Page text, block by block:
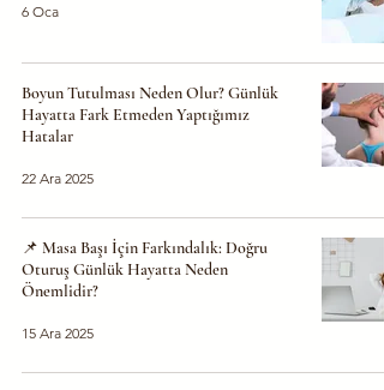
6 Oca
Boyun Tutulması Neden Olur? Günlük
Hayatta Fark Etmeden Yaptığımız
Hatalar
22 Ara 2025
📌 Masa Başı İçin Farkındalık: Doğru
Oturuş Günlük Hayatta Neden
Önemlidir?
15 Ara 2025